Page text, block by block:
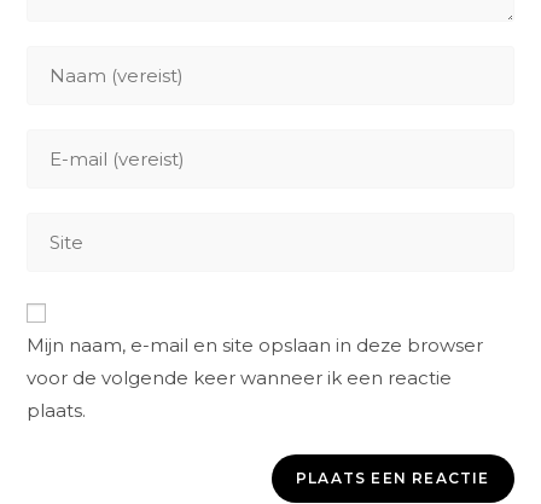
Mijn naam, e-mail en site opslaan in deze browser
voor de volgende keer wanneer ik een reactie
plaats.